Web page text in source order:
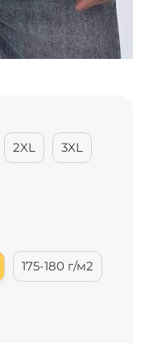
2XL 3XL
175-180 г/м2